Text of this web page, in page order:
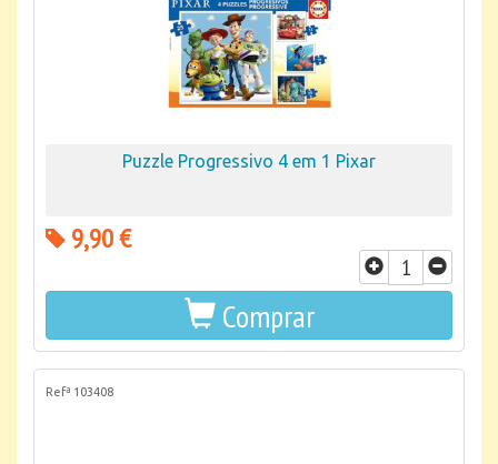
Puzzle Progressivo 4 em 1 Pixar
9,90 €
Comprar
Refª 103408